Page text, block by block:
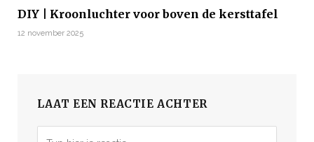
DIY | Kroonluchter voor boven de kersttafel
12 november 2025
LAAT EEN REACTIE ACHTER